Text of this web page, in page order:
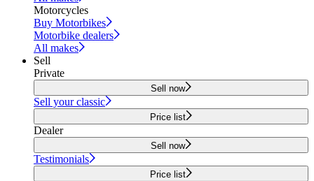
Motorcycles
Buy Motorbikes
Motorbike dealers
All makes
Sell
Private
Sell now
Sell your classic
Price list
Dealer
Sell now
Testimonials
Price list